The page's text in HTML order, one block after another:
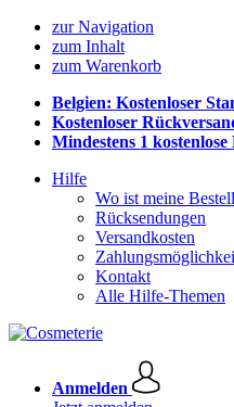
zur Navigation
zum Inhalt
zum Warenkorb
Belgien: Kostenloser
Kostenloser
Mindestens 1 kostenlose
Hilfe
Wo ist meine
Rücksendungen
Versandkosten
Kontakt
Alle Hilfe-Themen
Anmelden